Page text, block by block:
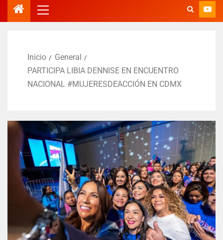
Inicio
General
PARTICIPA LIBIA DENNISE EN ENCUENTRO
NACIONAL #MUJERESDEACCIÓN EN CDMX